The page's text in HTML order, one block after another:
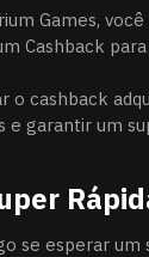
Games,
Cashback
o cashback
e garantir um
se esperar um